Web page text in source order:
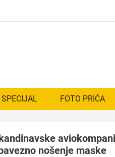
SPECIJAL FOTO PRIČA
nošenje maske